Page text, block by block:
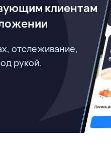
клиентам
отслеживание,
рукой.